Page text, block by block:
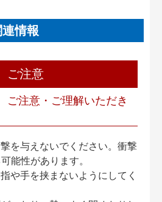
情報
ご注意
ご注意・ご理解いただき
を与えないでください。衝撃
能性があります。
や手を挟まないようにしてく